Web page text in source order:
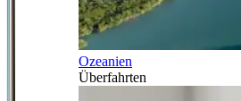
Ozeanien
Überfahrten